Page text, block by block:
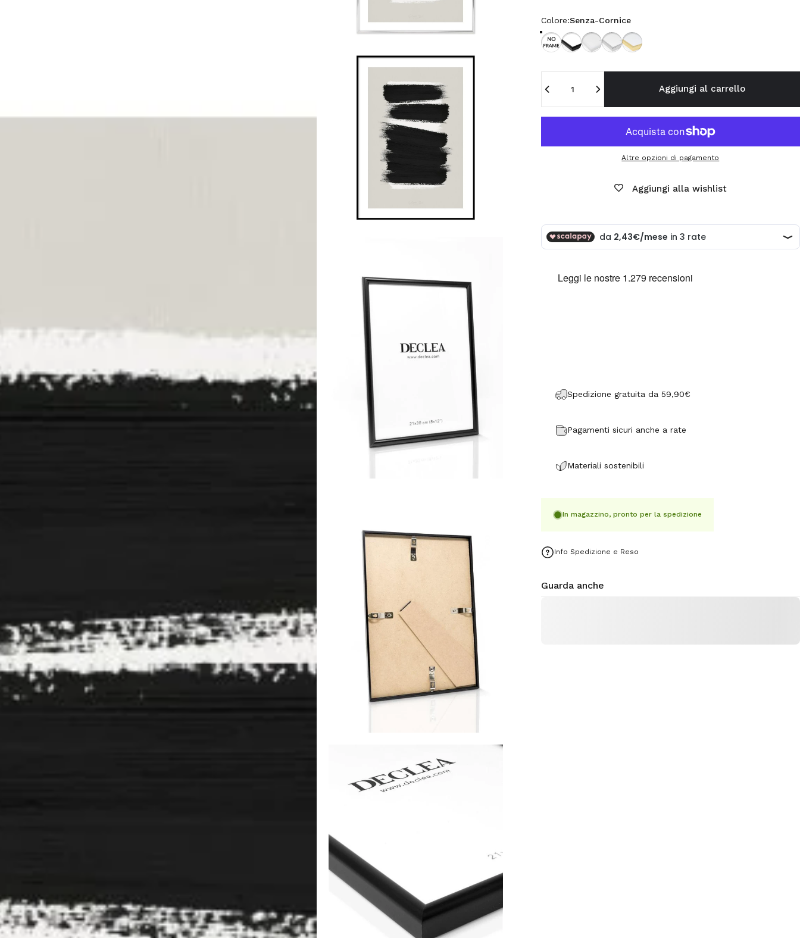
Colore
Colore:Senza-Cornice
Senza-Cornice
Cornice-Nera
Cornice-Bianca
Cornice-Argento
Cornice-Oro
Aggiungi al carrello
Altre opzioni di pagamento
Aggiungi alla wishlist
Spedizione gratuita da 59,90€
Pagamenti sicuri anche a rate
Materiali sostenibili
In magazzino, pronto per la spedizione
Info Spedizione e Reso
Guarda anche